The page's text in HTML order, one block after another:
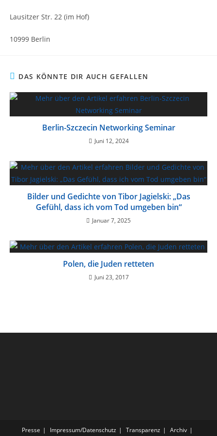
Lausitzer Str. 22 (im Hof)
10999 Berlin
DAS KÖNNTE DIR AUCH GEFALLEN
Berlin-Szczecin Networking Seminar
Juni 12, 2024
Bilder und Gedichte von Tibor Jagielski: „Das
Gefühl, dass ich vom Tod umgeben bin“
Januar 7, 2025
Polen, die Juden retteten
Juni 23, 2017
Presse Impressum/Datenschutz Transparenz
Archiv